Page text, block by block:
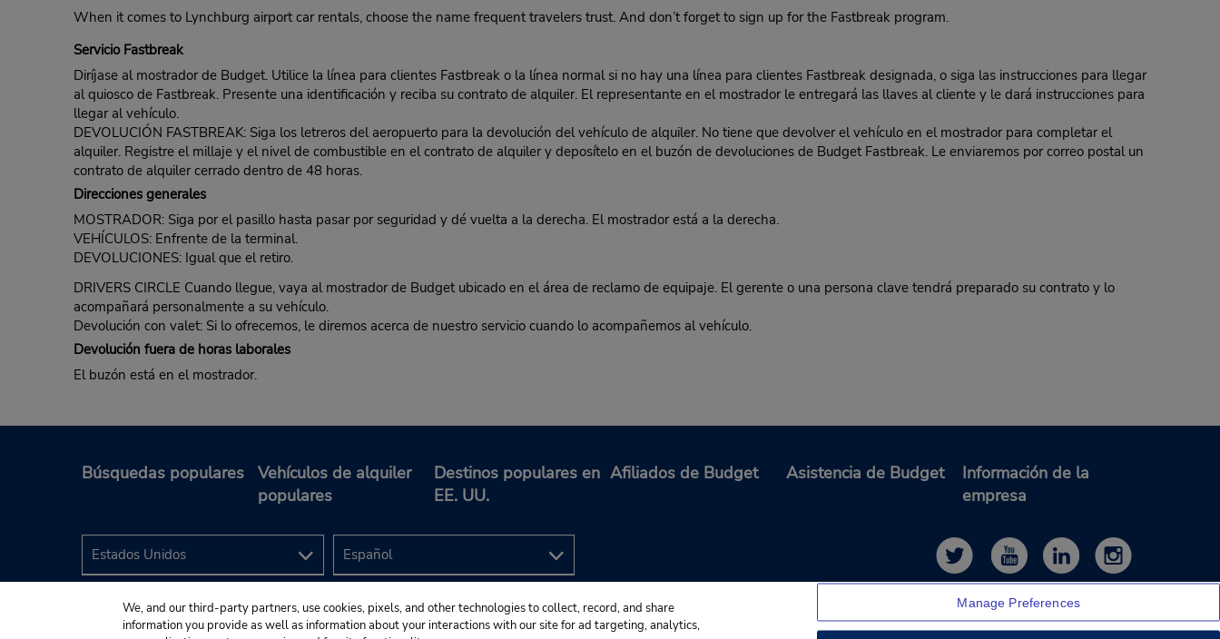
When it comes to Lynchburg airport car rentals, choose the name frequent travelers trust. And don’t forget to sign up for the Fastbreak program.
Servicio Fastbreak
Diríjase al mostrador de Budget. Utilice la línea para clientes Fastbreak o la línea normal si no hay una línea para clientes Fastbreak designada, o siga las instrucciones para llegar
al quiosco de Fastbreak. Presente una identificación y reciba su contrato de alquiler. El representante en el mostrador le entregará las llaves al cliente y le dará instrucciones para
llegar al vehículo.
DEVOLUCIÓN FASTBREAK: Siga los letreros del aeropuerto para la devolución del vehículo de alquiler. No tiene que devolver el vehículo en el mostrador para completar el
alquiler. Registre el millaje y el nivel de combustible en el contrato de alquiler y deposítelo en el buzón de devoluciones de Budget Fastbreak. Le enviaremos por correo postal un
contrato de alquiler cerrado dentro de 48 horas.
Direcciones generales
MOSTRADOR: Siga por el pasillo hasta pasar por seguridad y dé vuelta a la derecha. El mostrador está a la derecha.
VEHÍCULOS: Enfrente de la terminal.
DEVOLUCIONES: Igual que el retiro.
DRIVERS CIRCLE Cuando llegue, vaya al mostrador de Budget ubicado en el área de reclamo de equipaje. El gerente o una persona clave tendrá preparado su contrato y lo
acompañará personalmente a su vehículo.
Devolución con valet: Si lo ofrecemos, le diremos acerca de nuestro servicio cuando lo acompañemos al vehículo.
Devolución fuera de horas laborales
El buzón está en el mostrador.
Búsquedas populares
Vehículos de alquiler
populares
Destinos populares en
EE. UU.
Afiliados de Budget Asistencia de Budget
Información de la
empresa
We, and our third-party partners, use cookies, pixels, and other technologies to collect, record, and share
information you provide as well as information about your interactions with our site for ad targeting, analytics,
Manage Preferences